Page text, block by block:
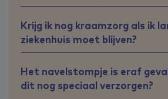
Krijg ik nog kraamzorg als ik
ziekenhuis moet blijven?
Het navelstompje is eraf
dit nog speciaal verzorgen?